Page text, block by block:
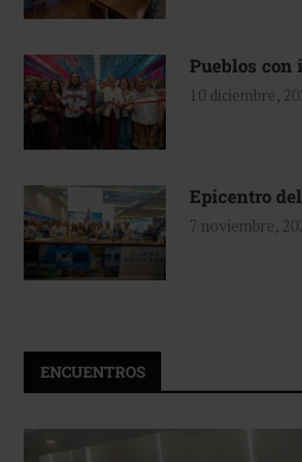
Pueblos con
10 diciembre,
Epicentro
7 noviembre,
ENCUENTROS